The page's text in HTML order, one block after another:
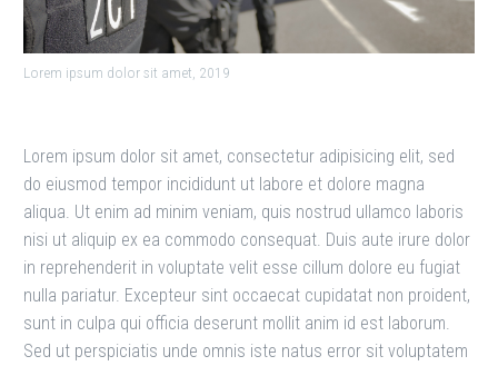
Lorem ipsum dolor sit amet, 2019
Lorem ipsum dolor sit amet, consectetur adipisicing elit, sed
do eiusmod tempor incididunt ut labore et dolore magna
aliqua. Ut enim ad minim veniam, quis nostrud ullamco laboris
nisi ut aliquip ex ea commodo consequat. Duis aute irure dolor
in reprehenderit in voluptate velit esse cillum dolore eu fugiat
nulla pariatur. Excepteur sint occaecat cupidatat non proident,
sunt in culpa qui officia deserunt mollit anim id est laborum.
Sed ut perspiciatis unde omnis iste natus error sit voluptatem